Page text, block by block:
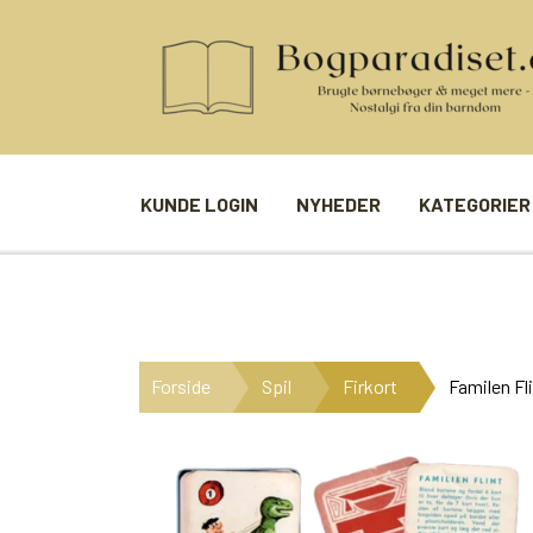
KUNDE LOGIN NYHEDER KATEGORIER
BØGER I SERIE
UDVALGTE FORFATTERE
BILLED- /
SPILLEKORT
FIRKORT
Forside Spil Firkort Familen